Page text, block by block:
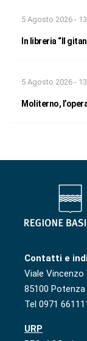
5 Agosto 2026 -
In libreria “Il
5 Agosto 2026 -
Moliterno,
Contatti e
Viale
85100 Potenza
Tel 0971
URP